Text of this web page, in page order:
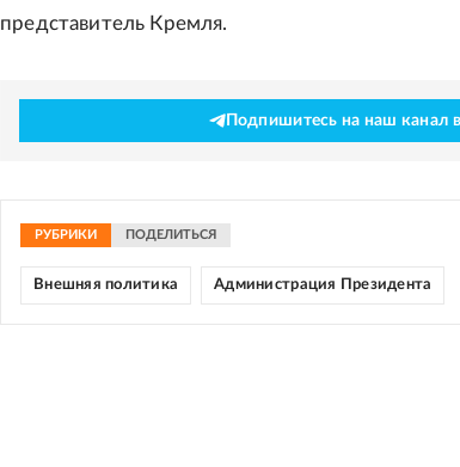
представитель Кремля.
Подпишитесь на наш канал в
РУБРИКИ ПОДЕЛИТЬСЯ
Внешняя политика Администрация Президента